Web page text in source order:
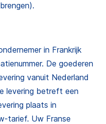
in Frankrijk
De goederen
vanuit Nederland
levering betreft een
plaats in
tarief. Uw Franse